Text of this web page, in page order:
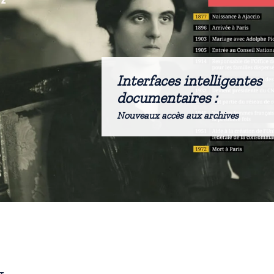
Interfaces intelligentes
documentaires :
Nouveaux accès aux archives